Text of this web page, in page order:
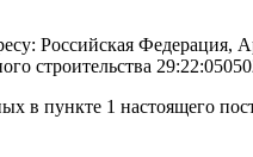
Российская Федерация,
строительства
в пункте 1 настоящего